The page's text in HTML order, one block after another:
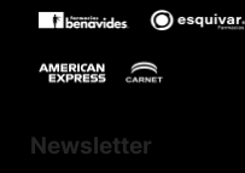
Newsletter